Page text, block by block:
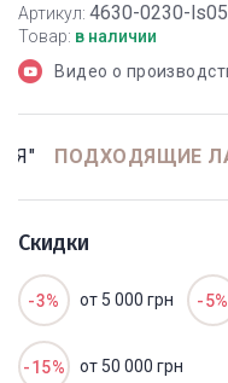
Артикул: 4630-0230-
Товар: в наличии
Видео о
ПОДХОДЯЩИЕ
Скидки
-3% от 5 000 грн -5%
-15% от 50 000 грн